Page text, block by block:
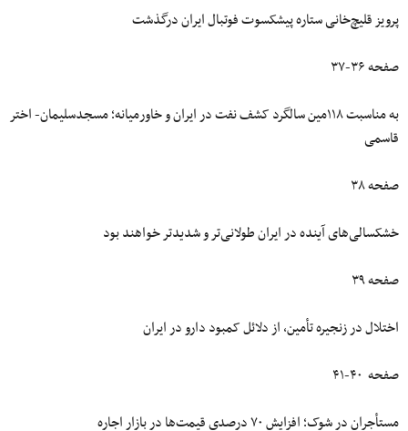
پرویز قلیچ‌خانی ستاره پیشکسوت فوتبال ایران درگذشت
صفحه ۳۶-۳۷
به مناسبت ۱۱۸مین سالگرد کشف نفت در ایران و خاورمیانه؛ مسجدسلیمان- اختر
قاسمی
صفحه ۳۸
خشکسالی‌های آینده در ایران طولانی‌تر و شدیدتر خواهند بود
صفحه ۳۹
اختلال در زنجیره تأمین، از دلائل کمبود دارو در ایران
صفحه ۴۰-۴۱
مستأجران در شوک؛ افزایش ۷۰ درصدی قیمت‌ها در بازار اجاره